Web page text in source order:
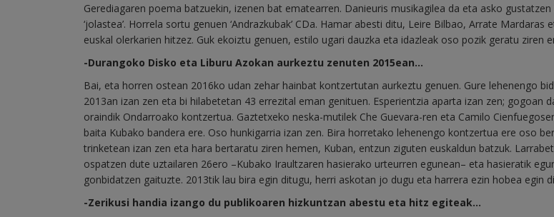
Gerediagaren poema batzuekin, izenen bat ematearren. Danieuris musikagilea da eta asko
‘jolastea’. Horrela sortu genuen ‘Andrazkubak’ CDa. Hamar abesti ditu, Leire Bilbao, Arrate Mardaras
euskal olerkarien hitzez. Guk ekoiztu genuen, estilo ugari dauzka eta idazleak oso pozik geratu ziren
-Durangoko Disko eta Liburu Azokan aurkeztu zenuten 2015ean…
Bai, eta horren ostean 2016ko udan zehar hainbat kontzertutan aurkeztu genuen. Gure lehenengo
2013an izan zen eta bi hilabetetan 43 errezital eman genituen. Esperientzia aparta izan zen; gogoan
oraindik Ondarroako kontzertua. Gaztetxeko neska-mutilek Che Guevara-ren eta Camilo
baita Kubako bandera ere. Oso hunkigarria izan zen. Bira horretako lehenengo kontzertua ere oso
trinketean izan zen eta hara bertaratu ziren hemen, Kuban, entzun ziguten euskaldun batzuk.
ospatzen dute uztailaren 26ero –Kubako Iraultzaren hasierako urteurren egunean– eta hasieratik
gonbidatzen gaituzte. 2013tik lau bira egin ditugu, herri askotan jo dugu eta harrera ezin hobea egin
-Zerikusi handia izango du publikoaren hizkuntzan abestu eta hitz egiteak…